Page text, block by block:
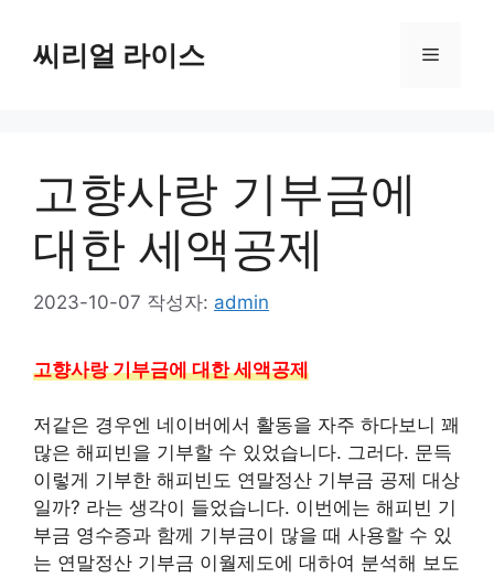
씨리얼 라이스 메
고향사랑 기부금에
대한 세액공제
2023-10-07 작성자: admin
고향사랑 기부금에 대한 세액공제
저같은 경우엔 네이버에서 활동을 자주 하다보니 꽤
많은 해피빈을 기부할 수 있었습니다. 그러다. 문득
이렇게 기부한 해피빈도 연말정산 기부금 공제 대상
일까? 라는 생각이 들었습니다. 이번에는 해피빈 기
부금 영수증과 함께 기부금이 많을 때 사용할 수 있
는 연말정산 기부금 이월제도에 대하여 분석해 보도